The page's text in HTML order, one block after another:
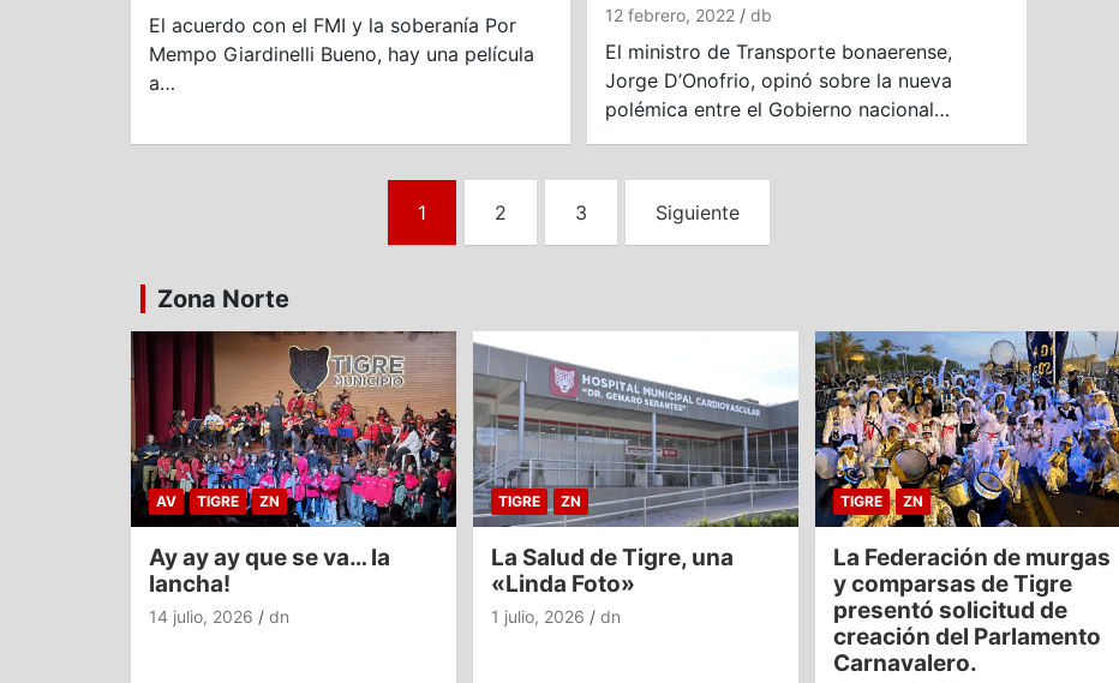
El acuerdo con el FMI y la soberanía Por
Mempo Giardinelli Bueno, hay una película
a…
12 febrero, 2022 db
El ministro de Transporte bonaerense,
Jorge D’Onofrio, opinó sobre la nueva
polémica entre el Gobierno nacional…
entradas
1 2 3 Siguiente
Zona Norte
AV TIGRE ZN
Ay ay ay que se va… la
lancha!
14 julio, 2026 dn
TIGRE ZN
La Salud de Tigre, una
«Linda Foto»
1 julio, 2026 dn
TIGRE ZN
La Federación de murgas
y comparsas de Tigre
presentó solicitud de
creación del Parlamento
Carnavalero.